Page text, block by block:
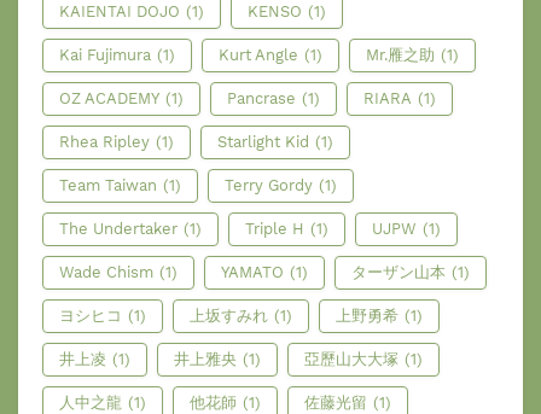
KAIENTAI DOJO (1) KENSO (1)
Kai Fujimura (1) Kurt Angle (1) Mr.雁之助 (1)
OZ ACADEMY (1) Pancrase (1) RIARA (1)
Rhea Ripley (1) Starlight Kid (1)
Team Taiwan (1) Terry Gordy (1)
The Undertaker (1) Triple H (1) UJPW (1)
Wade Chism (1) YAMATO (1) ターザン山本 (1)
ヨシヒコ (1) 上坂すみれ (1) 上野勇希 (1)
井上凌 (1) 井上雅央 (1) 亞歷山大大塚 (1)
人中之龍 (1) 他花師 (1) 佐藤光留 (1)